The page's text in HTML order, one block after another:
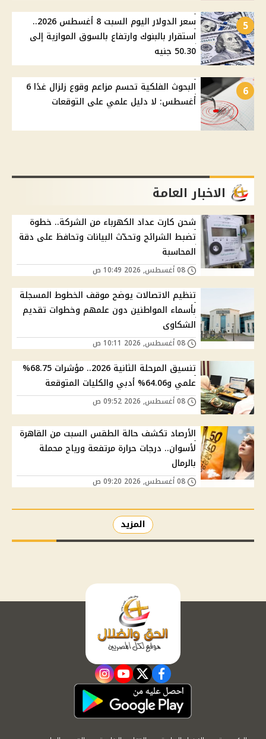
5
سعر الدولار اليوم السبت 8 أغسطس 2026..
استقرار بالبنوك وارتفاع بالسوق الموازية إلى
50.30 جنيه
6
البحوث الفلكية تحسم مزاعم وقوع زلزال غدًا 6
أغسطس: لا دليل علمي على التوقعات
الاخبار العامة
شحن كارت عداد الكهرباء من الشركة.. خطوة
تضبط الشرائح وتحدّث البيانات وتحافظ على دقة
المحاسبة
تنظيم الاتصالات يوضح موقف الخطوط المسجلة
بأسماء المواطنين دون علمهم وخطوات تقديم
الشكاوى
تنسيق المرحلة الثانية 2026.. مؤشرات 68.75%
علمي و64.06% أدبي والكليات المتوقعة
الأرصاد تكشف حالة الطقس السبت من القاهرة
لأسوان.. درجات حرارة مرتفعة ورياح محملة
بالرمال
المزيد
facebook
twitter
youtube
instagram